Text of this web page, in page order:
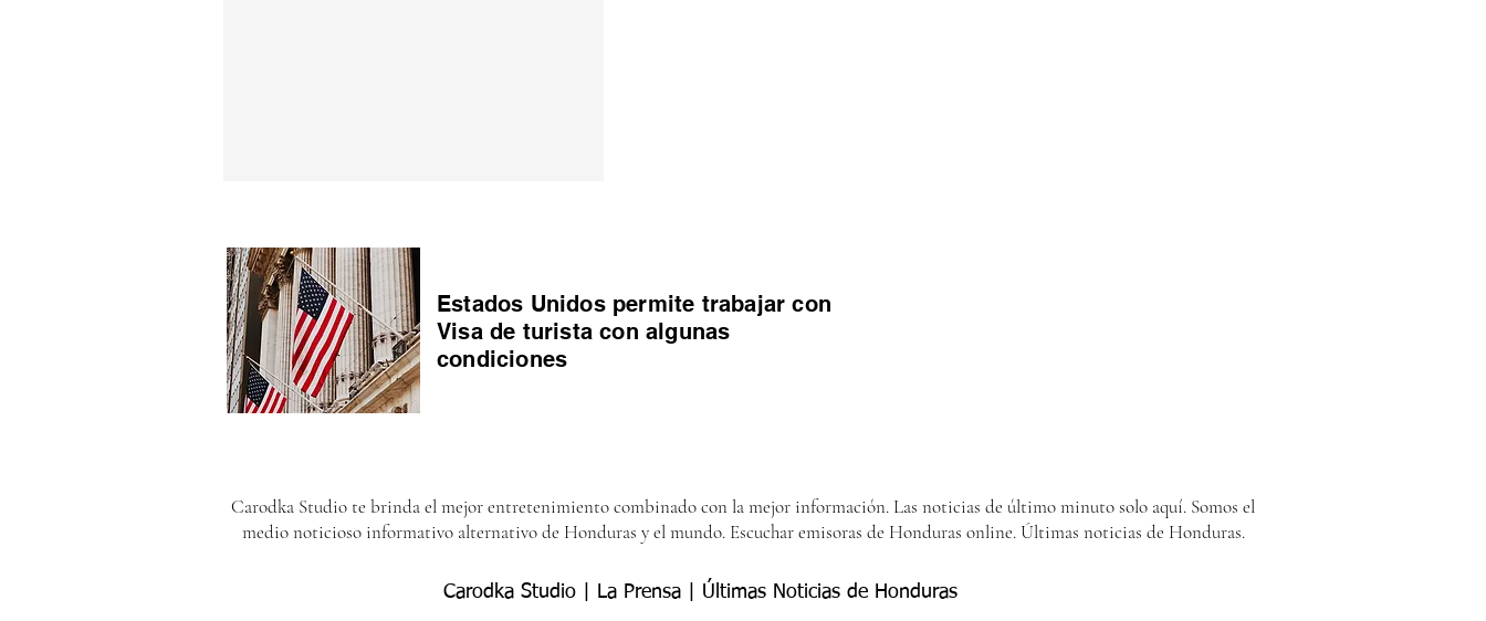
Estados Unidos permite trabajar con
Visa de turista con algunas
condiciones
Carodka Studio te brinda el mejor entretenimiento combinado con la mejor información. Las noticias de último minuto solo aquí. Somos el
medio noticioso informativo alternativo de Honduras y el mundo. Escuchar emisoras de Honduras online. Últimas noticias de Honduras.
Carodka Studio | La Prensa | Últimas Noticias de Honduras